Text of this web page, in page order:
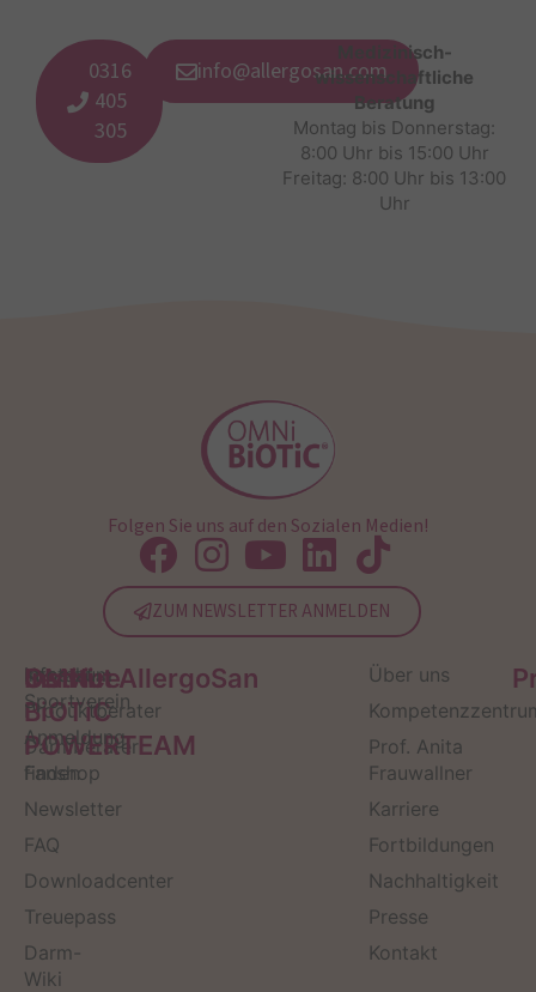
0316
405
305
info@allergosan.com
Medizinisch-
wissenschaftliche
Beratung
Montag bis Donnerstag:
8:00 Uhr bis 15:00 Uhr
Freitag: 8:00 Uhr bis 13:00
Uhr
Folgen Sie uns auf den Sozialen Medien!
ZUM NEWSLETTER ANMELDEN
Service
Kontakt
Produktberater
Darmberater
finden
Newsletter
FAQ
Downloadcenter
Treuepass
Darm-
Wiki
OMNi-
BiOTiC
POWERTEAM
Infos zum
Sportverein
Anmeldung
Fanshop
Institut AllergoSan
Über uns
Prof. Anita
Frauwallner
Karriere
Fortbildungen
Nachhaltigkeit
Presse
Kontakt